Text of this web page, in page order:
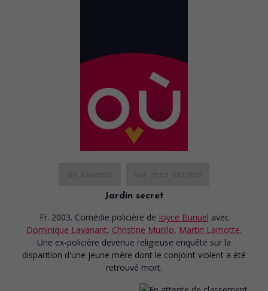
Jardin secret
Fr. 2003. Comédie policière de Joyce Bunuel avec
Dominique Lavanant, Christine Murillo, Martin Lamotte.
Une ex-policière devenue religieuse enquête sur la
disparition d'une jeune mère dont le conjoint violent a été
retrouvé mort.